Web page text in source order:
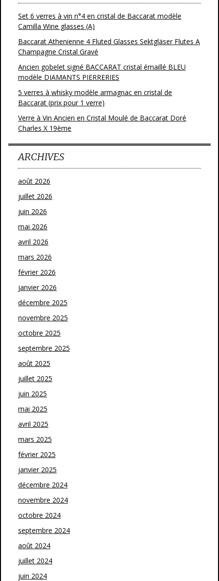
Set 6 verres à vin n°4 en cristal de Baccarat modèle
Camilla Wine glasses (A)
Baccarat Athenienne 4 Fluted Glasses Sektgläser Flutes A
Champagne Cristal Gravé
Ancien gobelet signé BACCARAT cristal émaillé BLEU
modèle DIAMANTS PIERRERIES
5 verres à whisky modèle armagnac en cristal de
Baccarat (prix pour 1 verre)
Verre à Vin Ancien en Cristal Moulé de Baccarat Doré
Charles X 19ème
ARCHIVES
août 2026
juillet 2026
juin 2026
mai 2026
avril 2026
mars 2026
février 2026
janvier 2026
décembre 2025
novembre 2025
octobre 2025
septembre 2025
août 2025
juillet 2025
juin 2025
mai 2025
avril 2025
mars 2025
février 2025
janvier 2025
décembre 2024
novembre 2024
octobre 2024
septembre 2024
août 2024
juillet 2024
juin 2024